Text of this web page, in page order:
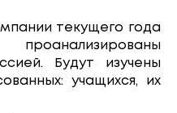
текущего года
Будут изучены
учащихся, их